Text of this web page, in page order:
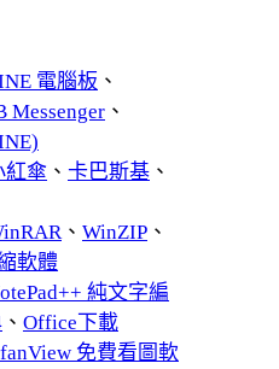
電腦板 、
Messenger 、
紅傘 、 卡巴斯基 、
、 WinZIP 、
軟體
純文字編
、 Office下載
免費看圖軟